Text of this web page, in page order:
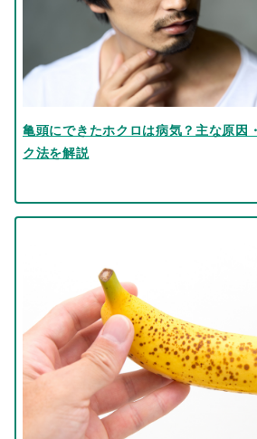
亀頭にできたホクロは病気？主な原因
ク法を解説